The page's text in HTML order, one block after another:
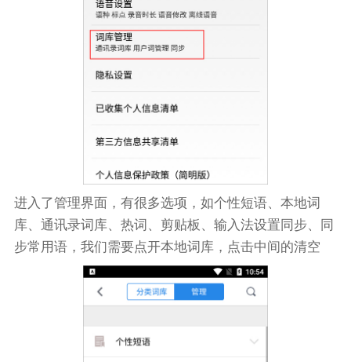
进入了管理界面，有很多选项，如个性短语、本地词
库、通讯录词库、热词、剪贴板、输入法设置同步、同
步常用语，我们需要点开本地词库，点击中间的清空